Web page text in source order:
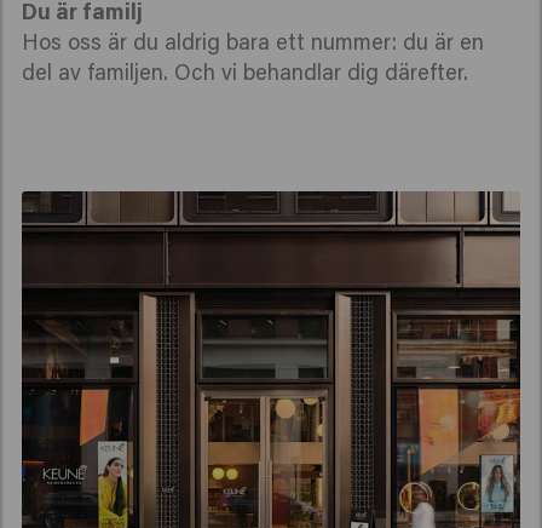
Du är familj
Hos oss är du aldrig bara ett nummer: du är en
del av familjen. Och vi behandlar dig därefter.